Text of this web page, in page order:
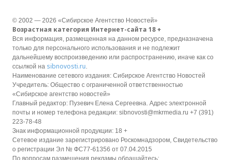
© 2002 — 2026 «Сибирское Агентство Новостей»
Возрастная категория Интернет-сайта 18 +
Вся информация, размещенная на данном ресурсе, предназначена
только для персонального использования и не подлежит
дальнейшему воспроизведению или распространению, иначе как со
ссылкой на sibnovosti.ru.
Наименование сетевого издания: Сибирское Агентство Новостей
Учредитель: Общество с ограниченной ответственностью
«Сибирское агентство новостей»
Главный редактор: Пузевич Елена Сергеевна. Адрес электронной
почты и номер телефона редакции: sibnovosti@mkrmedia.ru +7 (391)
223-78-48
Знак информационной продукции: 18 +
Сетевое издание зарегистрировано Роскомнадзором, Свидетельство
о регистрации Эл № ФС77-61356 от 07.04.2015
По вопросам размещения рекламы обращайтесь: